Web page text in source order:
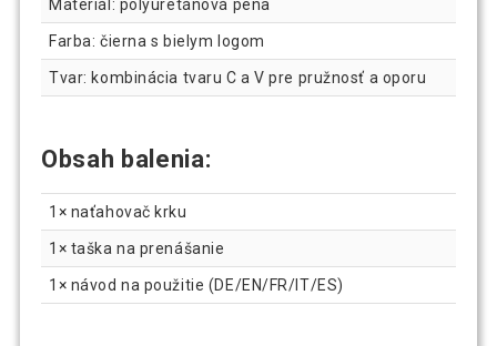
Materiál: polyuretánová pena
Farba: čierna s bielym logom
Tvar: kombinácia tvaru C a V pre pružnosť a oporu
Obsah balenia:
1× naťahovač krku
1× taška na prenášanie
1× návod na použitie (DE/EN/FR/IT/ES)